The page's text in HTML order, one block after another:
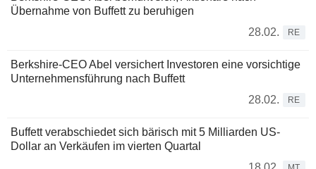
Übernahme von Buffett zu beruhigen
28.02.
RE
Berkshire-CEO Abel versichert Investoren eine vorsichtige
Unternehmensführung nach Buffett
28.02.
RE
Buffett verabschiedet sich bärisch mit 5 Milliarden US-
Dollar an Verkäufen im vierten Quartal